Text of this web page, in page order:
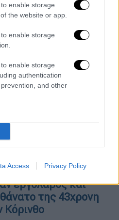
enable storage
the website or app.
enable storage
enable storage
authentication
and other
Access Privacy Policy
στα παιδιά
εργολάβος και
της 43χρονη
Κόρινθο